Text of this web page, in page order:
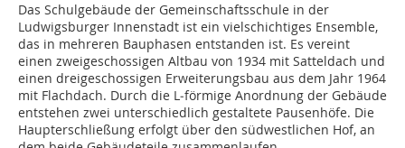
Das Schulgebäude der Gemeinschaftsschule in der
Ludwigsburger Innenstadt ist ein vielschichtiges Ensemble,
das in mehreren Bauphasen entstanden ist. Es vereint
einen zweigeschossigen Altbau von 1934 mit Satteldach und
einen dreigeschossigen Erweiterungsbau aus dem Jahr 1964
mit Flachdach. Durch die L‑förmige Anordnung der Gebäude
entstehen zwei unterschiedlich gestaltete Pausenhöfe. Die
Haupterschließung erfolgt über den südwestlichen Hof, an